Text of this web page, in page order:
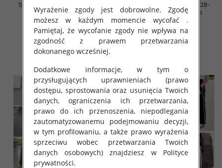
Spodnie dziewczęce Roz 128-
164, 1 kolor Paczka 7 szt
33.00 zł
szczegóły
Spodnie dziewczęce Roz 128-
164, 1 kolor Paczka 7 szt
32.00 zł
szczegóły
Wyrażenie zgody jest dobrowolne. Zgodę
możesz w każdym momencie wycofać .
Pamiętaj, że wycofanie zgody nie wpływa na
zgodność z prawem przetwarzania
dokonanego wcześniej.
Dodatkowe informacje, w tym o
przysługujących uprawnieniach (prawo
dostępu, sprostowania oraz usunięcia Twoich
danych, ograniczenia ich przetwarzania,
prawo do ich przenoszenia, niepodlegania
zautomatyzowanemu podejmowaniu decyzji,
w tym profilowaniu, a także prawo wyrażenia
sprzeciwu wobec przetwarzania Twoich
danych osobowych) znajdziesz w Polityce
prywatności.